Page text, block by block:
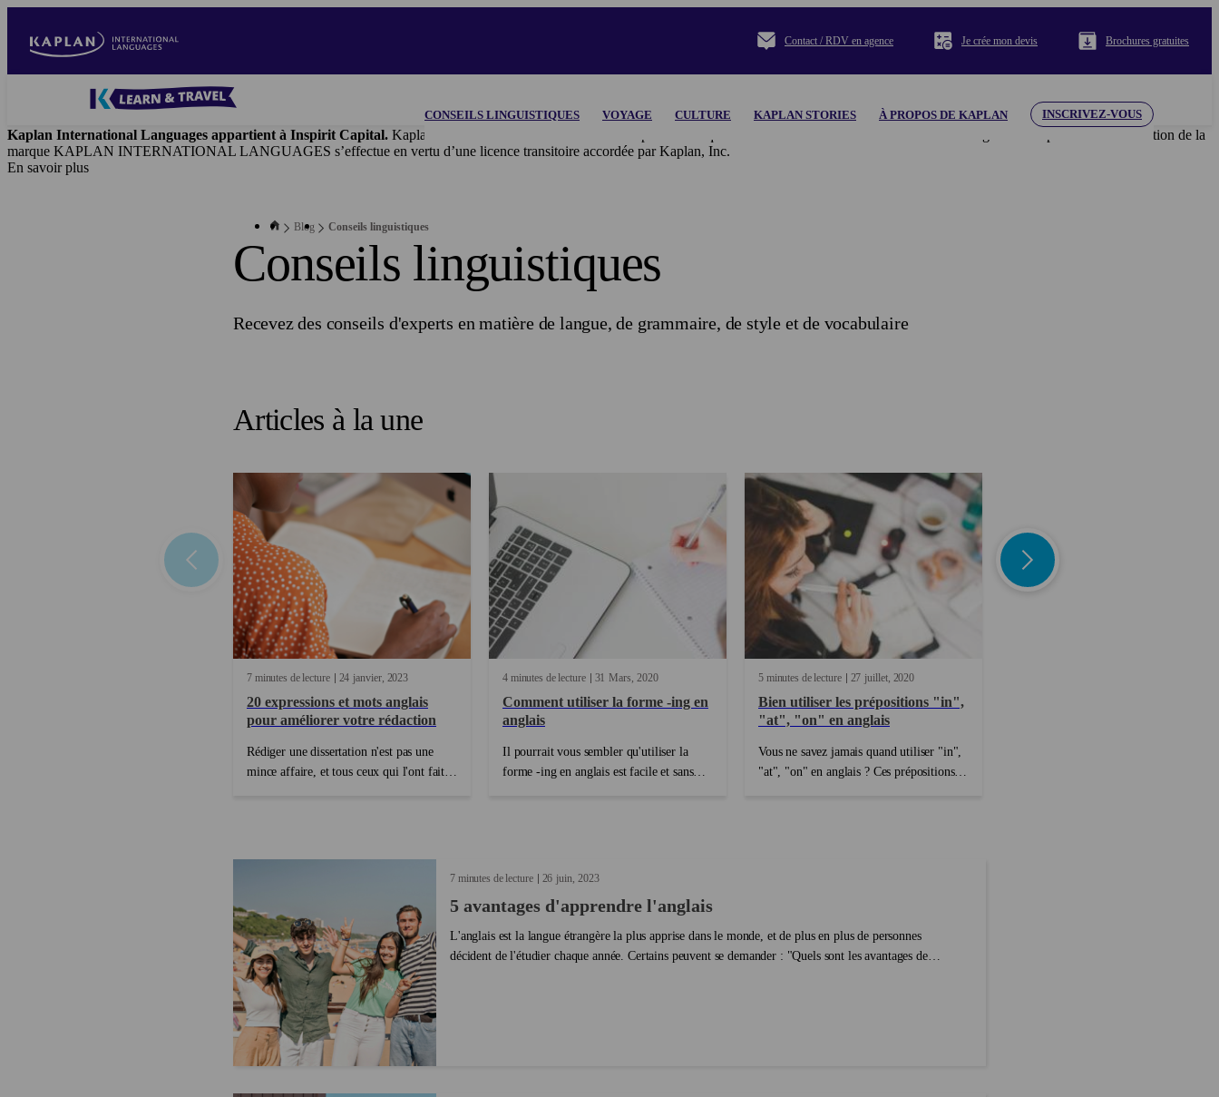
contenu
Contact / RDV en agence Je crée mon devis Brochures gratuites
Blog
Main
navigation
CONSEILS LINGUISTIQUES VOYAGE CULTURE KAPLAN STORIES À PROPOS DE KAPLAN INSCRIVEZ-VOUS
Kaplan International Languages appartient à Inspirit Capital. Kaplan Inc. et ses filiales déclinent toute responsabilité quant à l’ensemble du contenu et des éléments figurant aux présentes. L’utilisation de la
marque KAPLAN INTERNATIONAL LANGUAGES s’effectue en vertu d’une licence transitoire accordée par Kaplan, Inc.
En savoir plus
Blog Conseils linguistiques
Conseils linguistiques
Recevez des conseils d'experts en matière de langue, de grammaire, de style et de vocabulaire
Articles à la une
7 minutes de lecture 24 janvier 2023
20 expressions et mots anglais
pour améliorer votre rédaction
Rédiger une dissertation n'est pas une
mince affaire, et tous ceux qui l'ont fait
4 minutes de lecture 31 Mars 2020
Comment utiliser la forme -ing en
anglais
Il pourrait vous sembler qu'utiliser la
forme -ing en anglais est facile et sans
5 minutes de lecture 27 juillet 2020
Bien utiliser les prépositions "in",
"at", "on" en anglais
Vous ne savez jamais quand utiliser "in",
"at", "on" en anglais ? Ces prépositions
7 minutes de lecture 26 juin 2023
5 avantages d'apprendre l'anglais
L'anglais est la langue étrangère la plus apprise dans le monde, et de plus en plus de personnes
décident de l'étudier chaque année. Certains peuvent se demander : "Quels sont les avantages de